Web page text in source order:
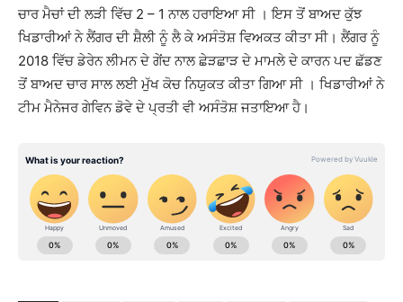
ਚਾਰ ਮੈਚਾਂ ਦੀ ਲੜੀ ਵਿੱਚ 2 – 1 ਨਾਲ ਹਰਾਇਆ ਸੀ । ਇਸ ਤੋਂ ਬਾਅਦ ਕੁੱਝ
ਖਿਡਾਰੀਆਂ ਨੇ ਲੈਂਗਰ ਦੀ ਸ਼ੈਲੀ ਨੂੰ ਲੈ ਕੇ ਅਸੰਤੋਸ਼ ਵਿਅਕਤ ਕੀਤਾ ਸੀ। ਲੈਂਗਰ ਨੂੰ
2018 ਵਿੱਚ ਡੇਰੇਨ ਲੀਮਨ ਦੇ ਗੇਂਦ ਨਾਲ ਛੇੜਛਾੜ ਦੇ ਮਾਮਲੇ ਦੇ ਕਾਰਨ ਪਦ ਛੱਡਣ
ਤੋਂ ਬਾਅਦ ਚਾਰ ਸਾਲ ਲਈ ਮੁੱਖ ਕੋਚ ਨਿਯੁਕਤ ਕੀਤਾ ਗਿਆ ਸੀ । ਖਿਡਾਰੀਆਂ ਨੇ
ਟੀਮ ਮੈਨੇਜਰ ਗੇਵਿਨ ਡੋਵੇ ਦੇ ਪ੍ਰਤੀ ਵੀ ਅਸੰਤੋਸ਼ ਜਤਾਇਆ ਹੈ।